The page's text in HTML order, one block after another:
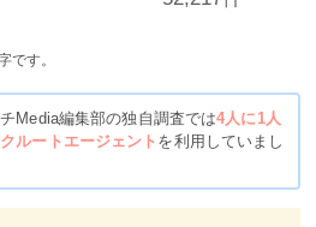
です。
Media編集部の独自調査では4人に1人
ルートエージェント を利用していまし